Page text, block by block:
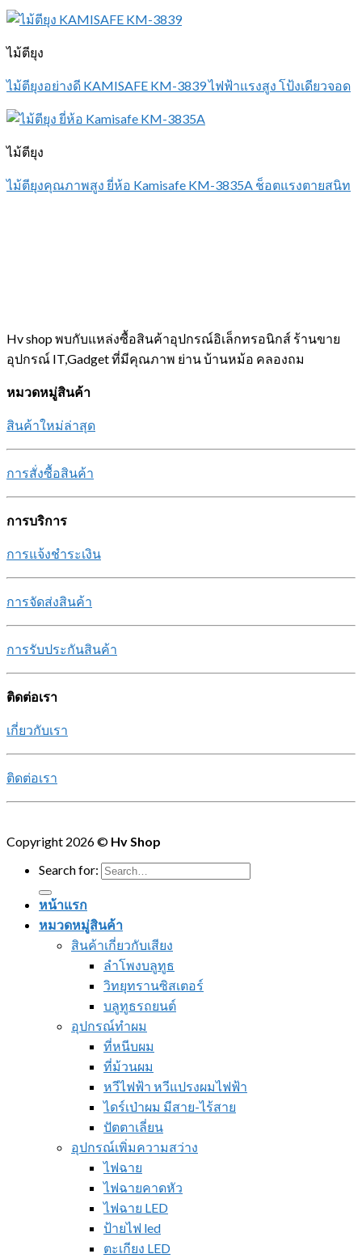
ไม้ตียุง
ไม้ตียุงอย่างดี KAMISAFE KM-3839 ไฟฟ้าแรงสูง โป้งเดียวจอด
ไม้ตียุง
ไม้ตียุงคุณภาพสูง ยี่ห้อ Kamisafe KM-3835A ช็อตแรงตายสนิท
Hv shop พบกับแหล่งซื้อสินค้าอุปกรณ์อิเล็กทรอนิกส์ ร้านขาย
อุปกรณ์ IT,Gadget ที่มีคุณภาพ ย่าน บ้านหม้อ คลองถม
หมวดหมู่สินค้า
สินค้าใหม่ล่าสุด
การสั่งซื้อสินค้า
การบริการ
การแจ้งชำระเงิน
การจัดส่งสินค้า
การรับประกันสินค้า
ติดต่อเรา
เกี่ยวกับเรา
ติดต่อเรา
Copyright 2026 © Hv Shop
Search for:
หน้าแรก
หมวดหมู่สินค้า
สินค้าเกี่ยวกับเสียง
ลำโพงบลูทูธ
วิทยุทรานซิสเตอร์
บลูทูธรถยนต์
อุปกรณ์ทำผม
ที่หนีบผม
ที่ม้วนผม
หวีไฟฟ้า หวีแปรงผมไฟฟ้า
ไดร์เป่าผม มีสาย-ไร้สาย
ปัตตาเลี่ยน
อุปกรณ์เพิ่มความสว่าง
ไฟฉาย
ไฟฉายคาดหัว
ไฟฉาย LED
ป้ายไฟ led
ตะเกียง LED